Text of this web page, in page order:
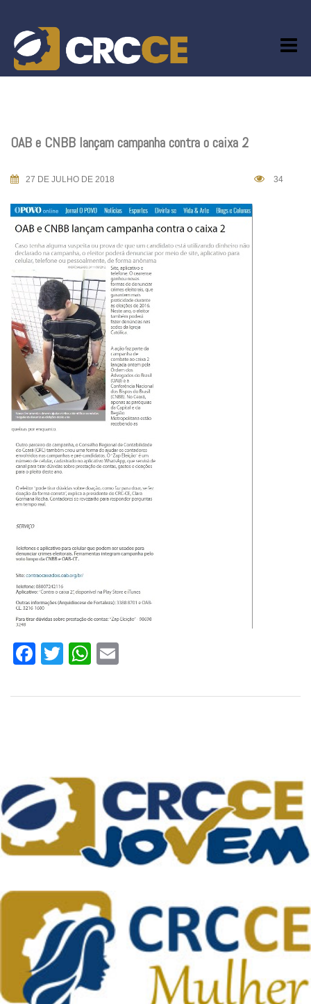
content
OAB e CNBB lançam campanha contra o caixa 2
27 DE JULHO DE 2018 34
Facebook
TwitterWhatsApp